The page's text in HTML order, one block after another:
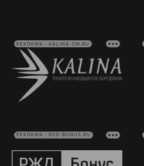
РЕКЛАМА • KALINA-SM.RU
РЕКЛАМА • RZD-BONUS.RU